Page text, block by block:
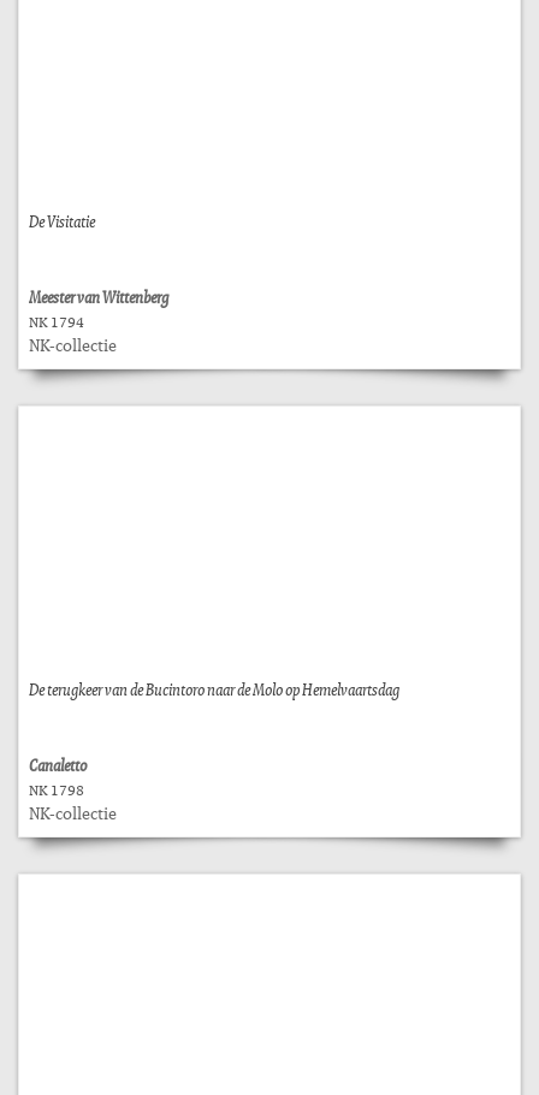
De Visitatie
Meester van Wittenberg
NK 1794
NK-collectie
De terugkeer van de Bucintoro naar de Molo op Hemelvaartsdag
Canaletto
NK 1798
NK-collectie